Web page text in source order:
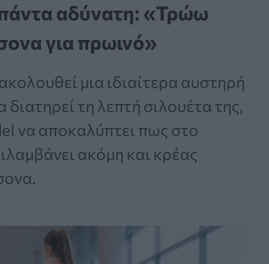
πάντα αδύνατη: «Τρώω
για πρωινό»
μια ιδιαίτερα αυστηρή
διατηρεί τη λεπτή σιλουέτα της,
να αποκαλύπτει πως στο
ακόμη και κρέας